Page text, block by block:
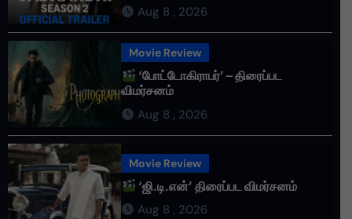
Aug 8 , 2026
Movie Review
‘போட்டோகிராபர்’ – திரைப்பட
விமர்சனம்
Aug 8 , 2026
Movie Review
‘ஜி.டி.என்’ திரைப்பட விமர்சனம்
Aug 8 , 2026